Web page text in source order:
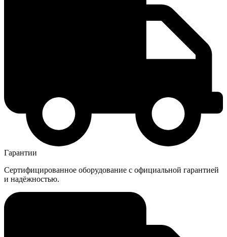
Гарантии
Сертифицированное оборудование с официальной гарантией
и надёжностью.